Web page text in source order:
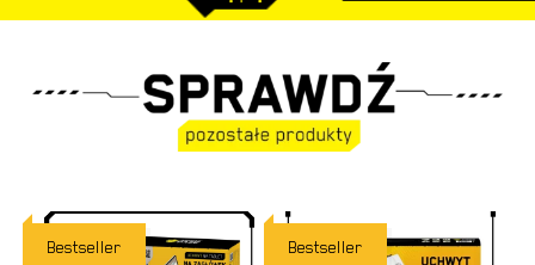
Bestseller Bestseller